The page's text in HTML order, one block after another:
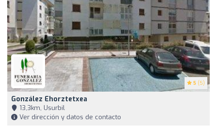
5 (5)
González Ehorztetxea
13,3km, Usurbil
Ver dirección y datos de contacto